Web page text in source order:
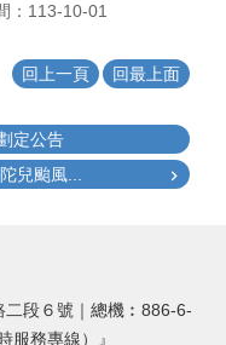
：113-10-01
回上一頁 回最上面
定公告
兒颱風...
段６號｜總機︰886-6-
務專線）』